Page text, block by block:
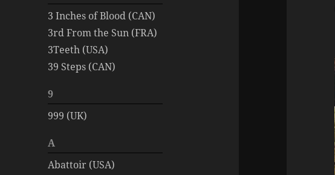
3 Inches of Blood (CAN)
3rd From the Sun (FRA)
3Teeth (USA)
39 Steps (CAN)
9
999 (UK)
A
Abattoir (USA)